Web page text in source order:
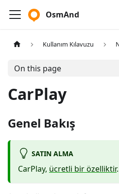
OsmAnd
Kullanım Kılavuzu
On this page
CarPlay
Genel Bakış
SATIN ALMA
CarPlay, ücretli bir özelliktir.